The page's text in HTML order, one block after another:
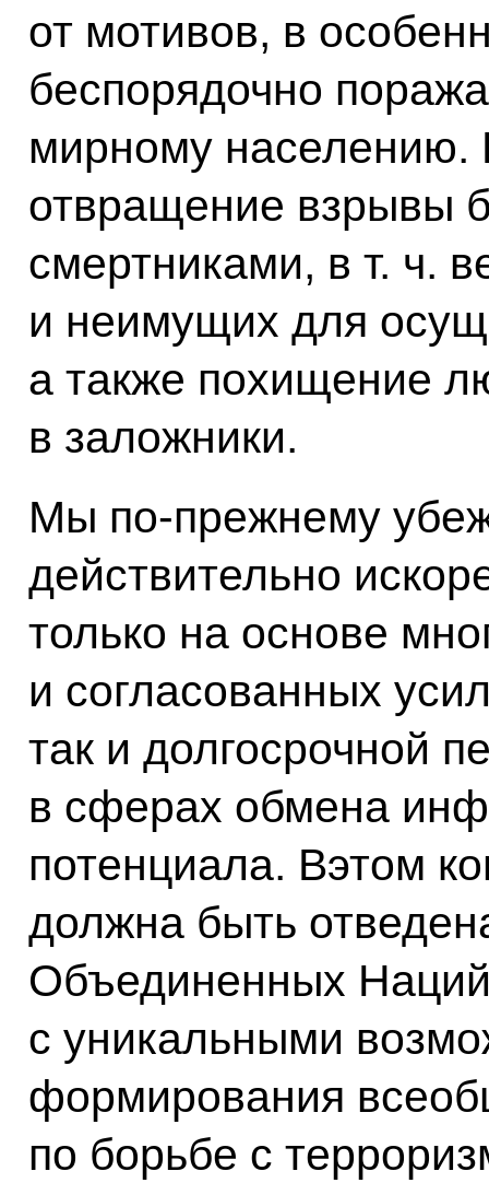
от мотивов, в
беспорядочно
мирному населению.
отвращение взрывы
смертниками, в т. ч.
и неимущих для
а также похищение
в заложники.
Мы по‑прежнему
действительно
только на основе
и согласованных
так и долгосрочной
в сферах обмена
потенциала. Вэтом
должна быть
Объединенных Наций
с уникальными
формирования
по борьбе с